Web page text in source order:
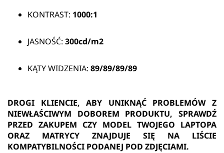
KONTRAST: 1000:1
JASNOŚĆ: 300cd/m2
KĄTY WIDZENIA: 89/89/89/89
DROGI KLIENCIE, ABY UNIKNĄĆ PROBLEMÓW Z
NIEWŁAŚCIWYM DOBOREM PRODUKTU, SPRAWDŹ
PRZED ZAKUPEM CZY MODEL TWOJEGO LAPTOPA
ORAZ MATRYCY ZNAJDUJE SIĘ NA LIŚCIE
KOMPATYBILNOŚCI PODANEJ POD ZDJĘCIAMI.